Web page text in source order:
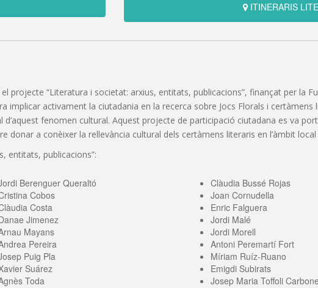
ITINERARIS
projecte “Literatura i societat: arxius, entitats, publicacions”, finançat per la
implicar activament la ciutadania en la recerca sobre Jocs Florals i certàmens
fenomen cultural. Aquest projecte de participació ciutadana es va
donar a conèixer la rellevància cultural dels certàmens literaris en l’àmbit
entitats, publicacions”:
Berenguer Queraltó
Clàudia Bussé Rojas
Cobos
Joan Cornudella
Costa
Enric Falguera
Jimenez
Jordi Malé
Mayans
Jordi Morell
Pereira
Antoni Peremartí Fort
Puig Pla
Míriam Ruíz-Ruano
Suárez
Emigdi Subirats
Toda
Josep Maria Toffoli